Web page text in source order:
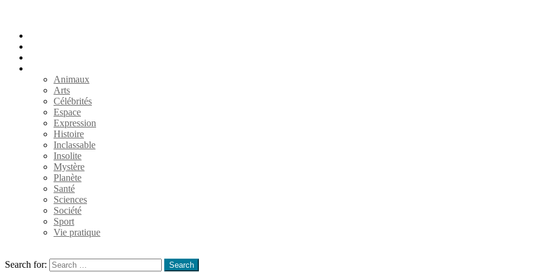
Animaux
Arts
Célébrités
Espace
Expression
Histoire
Inclassable
Insolite
Mystère
Planète
Santé
Sciences
Société
Sport
Vie pratique
Search for:
Search